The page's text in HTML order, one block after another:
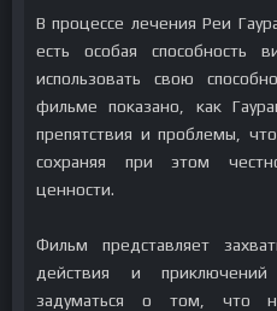
В процессе лечения Реи
есть особая способность
использовать свою
фильме показано, как
препятствия и проблемы,
сохраняя при этом
ценности.
Фильм представляет
действия и
задуматься о том, что